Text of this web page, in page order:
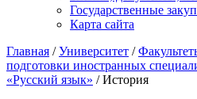
Государственные
Карта сайта
Главная /Университет /
подготовки иностранных
«Русский язык» / История